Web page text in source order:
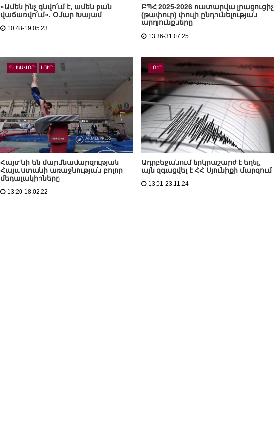
«Ամեն ինչ գնվո՛ւմ է, ամեն բան
վաճառվո՛ւմ». Օմար Խայամ
10:48-19.05.23
ԲՊՀ 2025-2026 ուստարվա լրացուցիչ
(թափուր) փուլի ընդունելության
արդյունքները
13:36-31.07.25
ԳԼԽԱՎՈՐ ԼՈՒՐ
Հայտնի են մարմնամարզության
Հայաստանի առաջնության բոլոր
մեդալակիրները
13:20-18.02.22
ԼՈՒՐ
Ադրբեջանում երկրաշարժ է եղել,
այն զգացվել է ՀՀ Սյունիքի մարզում
13:01-23.11.24